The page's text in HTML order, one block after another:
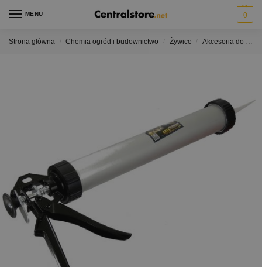
MENU 0
Strona główna Chemia ogród i budownictwo Żywice Akcesoria do żywic